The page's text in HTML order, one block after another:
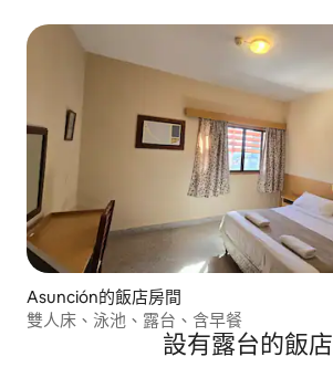
Asunción的飯店房間
雙人床、泳池、露台、含早餐
設有露台的飯店